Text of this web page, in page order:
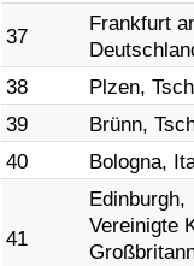
37
Frankfurt
38 Plzen,
39
Brünn,
40
Bologna,
41
Edinburgh,
Vereinigte